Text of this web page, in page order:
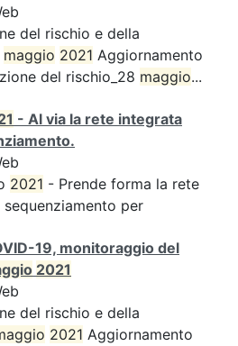
del rischio e della
maggio 2021 Aggiornamento
del rischio_28 maggio...
- Al via la rete integrata
2021 - Prende forma la rete
per
19, monitoraggio del
2021
del rischio e della
2021 Aggiornamento